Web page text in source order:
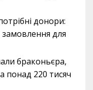
донори:
для
браконьєра,
понад 220 тисяч